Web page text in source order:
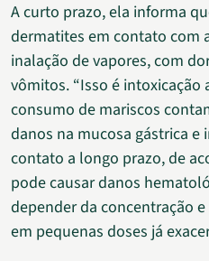
A curto prazo, ela informa
dermatites em contato com
inalação de vapores, com
vômitos. “Isso é intoxicação
consumo de mariscos
danos na mucosa gástrica e
contato a longo prazo, de
pode causar danos
depender da concentração
em pequenas doses já